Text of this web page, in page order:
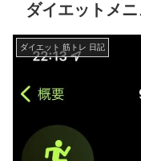
ダイエットメ
ダイエット 筋トレ 日記